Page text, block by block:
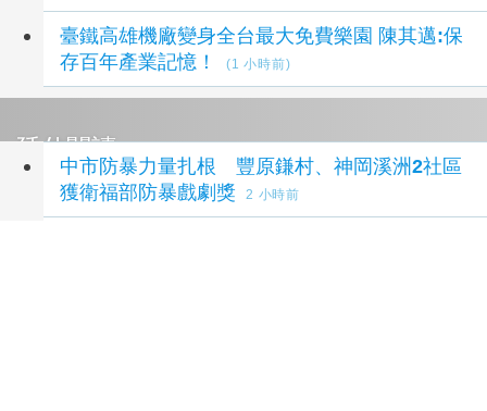
臺鐵高雄機廠變身全台最大免費樂園 陳其邁:保
存百年產業記憶！
(1 小時前)
延伸閱讀
中市防暴力量扎根 豐原鎌村、神岡溪洲2社區
獲衛福部防暴戲劇獎
2 小時前